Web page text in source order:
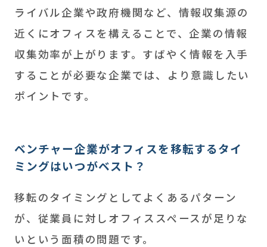
ライバル企業や政府機関など、情報収集源の
近くにオフィスを構えることで、企業の情報
収集効率が上がります。すばやく情報を入手
することが必要な企業では、より意識したい
ポイントです。
ベンチャー企業がオフィスを移転するタイ
ミングはいつがベスト？
移転のタイミングとしてよくあるパターン
が、従業員に対しオフィススペースが足りな
いという面積の問題です。